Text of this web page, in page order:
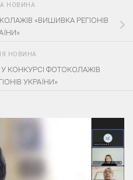
НОВИНА
«ВИШИВКА РЕГІОНІВ
НОВИНА
КОНКУРСІ ФОТОКОЛАЖІВ
УКРАЇНИ»